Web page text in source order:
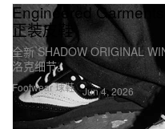
Footwear 球鞋
Engineered
正装皮鞋
全新 SHADOW ORIGINAL
洛克细节。
Jun 4, 2026